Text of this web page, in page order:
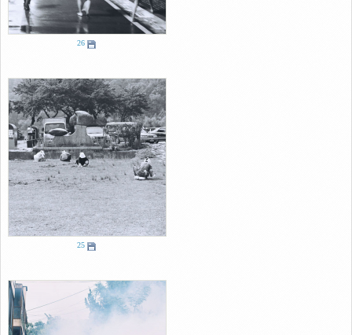
26
25